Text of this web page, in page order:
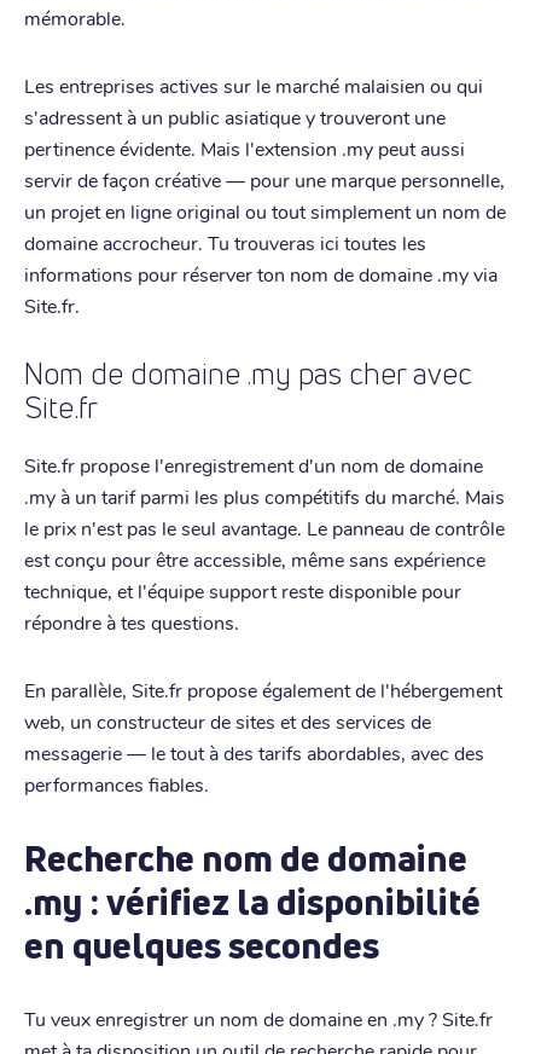
mémorable.
Les entreprises actives sur le marché malaisien ou qui
s'adressent à un public asiatique y trouveront une
pertinence évidente. Mais l'extension .my peut aussi
servir de façon créative — pour une marque personnelle,
un projet en ligne original ou tout simplement un nom de
domaine accrocheur. Tu trouveras ici toutes les
informations pour réserver ton nom de domaine .my via
Site.fr.
Nom de domaine .my pas cher avec
Site.fr
Site.fr propose l'enregistrement d'un nom de domaine
.my à un tarif parmi les plus compétitifs du marché. Mais
le prix n'est pas le seul avantage. Le panneau de contrôle
est conçu pour être accessible, même sans expérience
technique, et l'équipe support reste disponible pour
répondre à tes questions.
En parallèle, Site.fr propose également de l'hébergement
web, un constructeur de sites et des services de
messagerie — le tout à des tarifs abordables, avec des
performances fiables.
Recherche nom de domaine
.my : vérifiez la disponibilité
en quelques secondes
Tu veux enregistrer un nom de domaine en .my ? Site.fr